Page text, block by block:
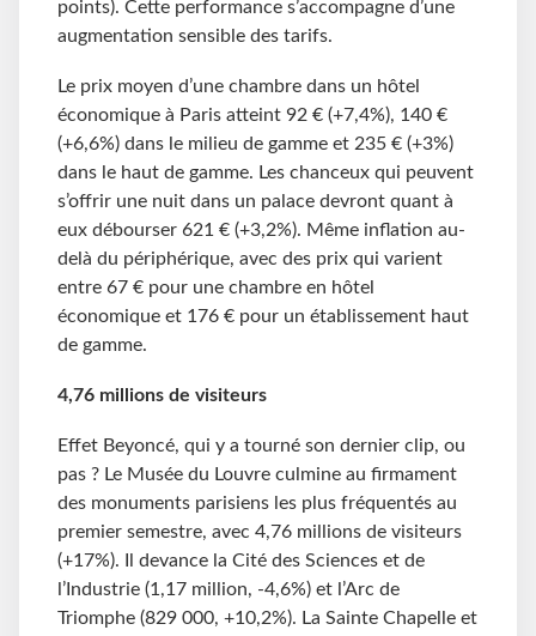
points). Cette performance s’accompagne d’une
augmentation sensible des tarifs.
Le prix moyen d’une chambre dans un hôtel
économique à Paris atteint 92 € (+7,4%), 140 €
(+6,6%) dans le milieu de gamme et 235 € (+3%)
dans le haut de gamme. Les chanceux qui peuvent
s’offrir une nuit dans un palace devront quant à
eux débourser 621 € (+3,2%). Même inflation au-
delà du périphérique, avec des prix qui varient
entre 67 € pour une chambre en hôtel
économique et 176 € pour un établissement haut
de gamme.
4,76 millions de visiteurs
Effet Beyoncé, qui y a tourné son dernier clip, ou
pas ? Le Musée du Louvre culmine au firmament
des monuments parisiens les plus fréquentés au
premier semestre, avec 4,76 millions de visiteurs
(+17%). Il devance la Cité des Sciences et de
l’Industrie (1,17 million, -4,6%) et l’Arc de
Triomphe (829 000, +10,2%). La Sainte Chapelle et